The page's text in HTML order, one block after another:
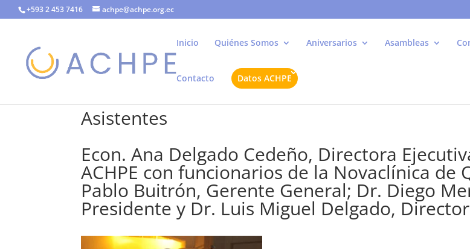
+593 2 453 7416 achpe@achpe.org.ec
Inicio Quiénes Somos Aniversarios Asambleas
Contacto Datos ACHPE
Asistentes
Econ. Ana Delgado Cedeño, Directora
ACHPE con funcionarios de la Novaclínica de
Pablo Buitrón, Gerente General; Dr. Diego
Presidente y Dr. Luis Miguel Delgado,